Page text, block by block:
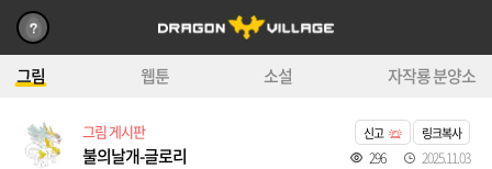
그림 웹툰 소설 자작룡 분양소
그림 게시판
불의날개-글로리
신고 링크복사
296 2025.11.03